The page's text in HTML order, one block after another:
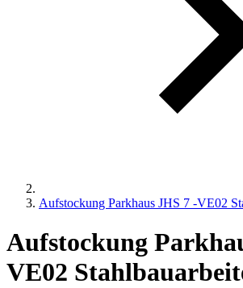
Aufstockung Parkhaus JHS 7 -VE02
Aufstockung
VE02